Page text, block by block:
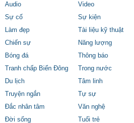
Audio
Video
Sự cố
Sự kiện
Làm đẹp
Tài liệu kỹ thuật
Chiến sự
Năng lượng
Bóng đá
Thông báo
Tranh chấp Biển Đông
Trong nước
Du lịch
Tâm linh
Truyện ngắn
Tự sự
Đắc nhân tâm
Văn nghệ
Đời sống
Tuổi trẻ